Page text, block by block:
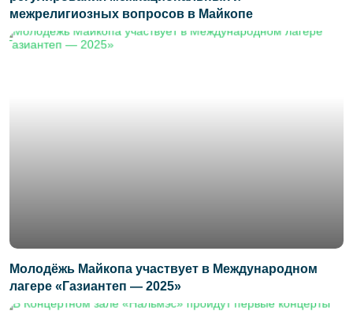
межрелигиозных вопросов в Майкопе
Молодёжь Майкопа участвует в Международном
лагере «Газиантеп — 2025»